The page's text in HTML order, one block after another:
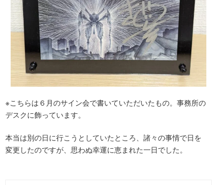
※こちらは６月のサイン会で書いていただいたもの。事務所の
デスクに飾っています。
本当は別の日に行こうとしていたところ、諸々の事情で日を
変更したのですが、思わぬ幸運に恵まれた一日でした。